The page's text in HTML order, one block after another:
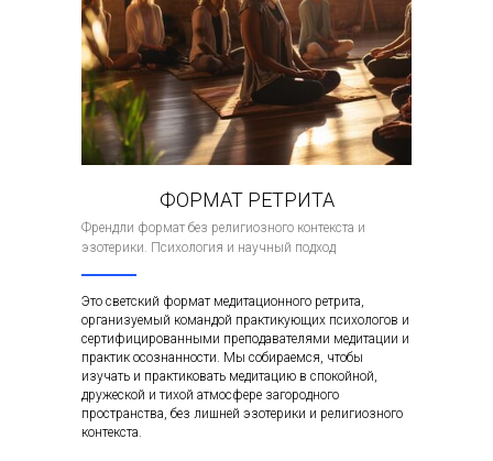
ФОРМАТ РЕТРИТА
Френдли формат без религиозного контекста и
эзотерики. Психология и научный подход
Это светский формат медитационного ретрита,
организуемый командой практикующих психологов и
сертифицированными преподавателями медитации и
практик осознанности. Мы собираемся, чтобы
изучать и практиковать медитацию в спокойной,
дружеской и тихой атмосфере загородного
пространства, без лишней эзотерики и религиозного
контекста.